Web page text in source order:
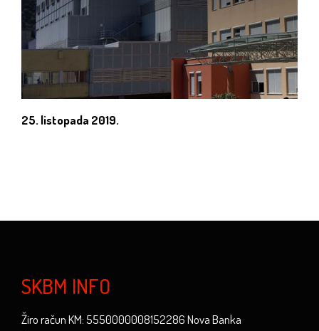
25. listopada 2019.
SKBM INFO
Žiro račun KM: 5550000008152286 Nova Banka